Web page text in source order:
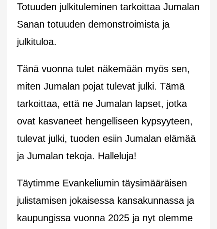
Totuuden julkituleminen tarkoittaa Jumalan
Sanan totuuden demonstroimista ja
julkituloa.
Tänä vuonna tulet näkemään myös sen,
miten Jumalan pojat tulevat julki. Tämä
tarkoittaa, että ne Jumalan lapset, jotka
ovat kasvaneet hengelliseen kypsyyteen,
tulevat julki, tuoden esiin Jumalan elämää
ja Jumalan tekoja. Halleluja!
Täytimme Evankeliumin täysimääräisen
julistamisen jokaisessa kansakunnassa ja
kaupungissa vuonna 2025 ja nyt olemme